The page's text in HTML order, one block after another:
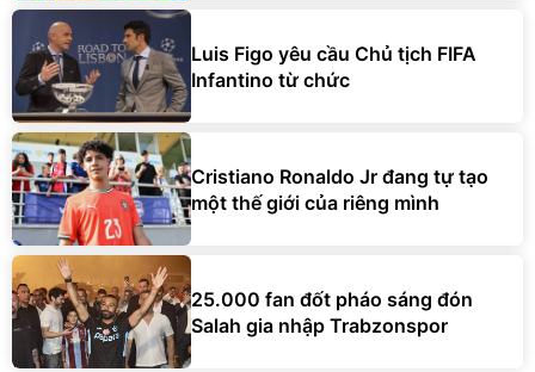
Luis Figo yêu cầu Chủ tịch FIFA
Infantino từ chức
Cristiano Ronaldo Jr đang tự tạo
một thế giới của riêng mình
25.000 fan đốt pháo sáng đón
Salah gia nhập Trabzonspor